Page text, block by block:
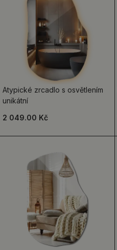
Atypické zrcadlo s osvětlením
unikátní
2 049.00 Kč